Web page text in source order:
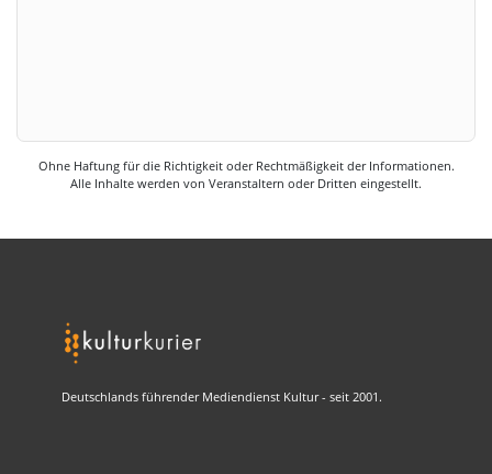
Ohne Haftung für die Richtigkeit oder Rechtmäßigkeit der Informationen.
Alle Inhalte werden von Veranstaltern oder Dritten eingestellt.
Deutschlands führender Mediendienst Kultur - seit 2001.